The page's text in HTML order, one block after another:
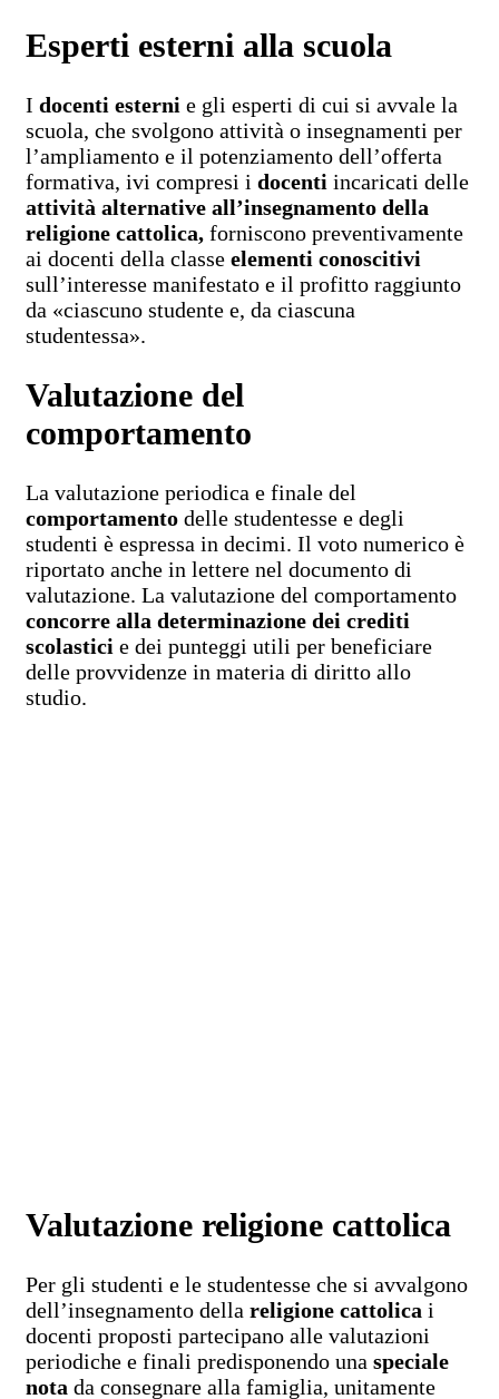
Esperti esterni alla scuola
I docenti esterni e gli esperti di cui si avvale la
scuola, che svolgono attività o insegnamenti per
l’ampliamento e il potenziamento dell’offerta
formativa, ivi compresi i docenti incaricati delle
attività alternative all’insegnamento della
religione cattolica, forniscono preventivamente
ai docenti della classe elementi conoscitivi
sull’interesse manifestato e il profitto raggiunto
da «ciascuno studente e, da ciascuna
studentessa».
Valutazione del
comportamento
La valutazione periodica e finale del
comportamento delle studentesse e degli
studenti è espressa in decimi. Il voto numerico è
riportato anche in lettere nel documento di
valutazione. La valutazione del comportamento
concorre alla determinazione dei crediti
scolastici e dei punteggi utili per beneficiare
delle provvidenze in materia di diritto allo
studio.
Valutazione religione cattolica
Per gli studenti e le studentesse che si avvalgono
dell’insegnamento della religione cattolica i
docenti proposti partecipano alle valutazioni
periodiche e finali predisponendo una speciale
nota da consegnare alla famiglia, unitamente